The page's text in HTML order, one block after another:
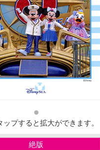
ップすると拡大ができます。
絶版